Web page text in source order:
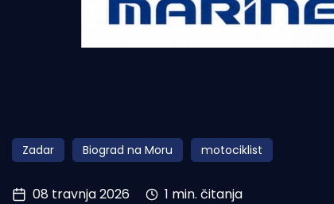
Pomorstvo
Ribolov
Zadar Biograd na Moru motociklist
08 travnja 2026 1 min. čitanja